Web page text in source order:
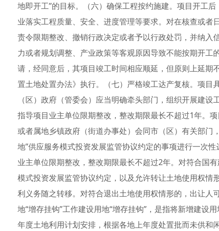
地即开工”的目标。（六）确保工程按约施建。项目开工
业落实工程质量、安全、进度管理等要求。对在核查或
责令限期整改、撤销行政决定或者予以行政处罚，并纳
力或者规划调整、产业政策等客观原因导致不能按期开
请，经同意后，其项目竣工时间相应顺延，但原则上延
置土地处置办法》执行。（七）严格竣工达产复核。项
（区）政府（管委会）应当明确牵头部门，组织开展建
指导项目业主单位限期整改，整改期限最长不超过1年。
或者属地乡镇政府（街道办事处）会同市（区）有关部门
地”供应服务模式投资发展监管协议约定的事项进行一次
业主单位限期整改，整改期限最长不超过2年。对符合国
模式投资发展监管协议约定，以及允许转让土地使用权
利义务随之转移。对符合退出土地使用权情形的，出让
地“增存挂钩”工作建设用地“增存挂钩”，是指将新增建设
年度土地利用计划安排，根据各地上年度处置批而未供